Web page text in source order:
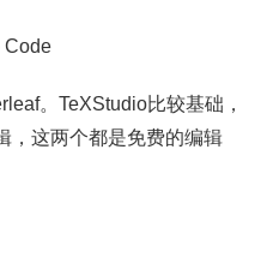
Code
。TeXStudio比较基础，
，这两个都是免费的编辑